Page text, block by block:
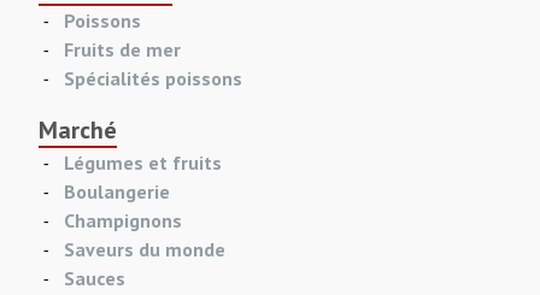
Poissons
Fruits de mer
Spécialités poissons
Marché
Légumes et fruits
Boulangerie
Champignons
Saveurs du monde
Sauces